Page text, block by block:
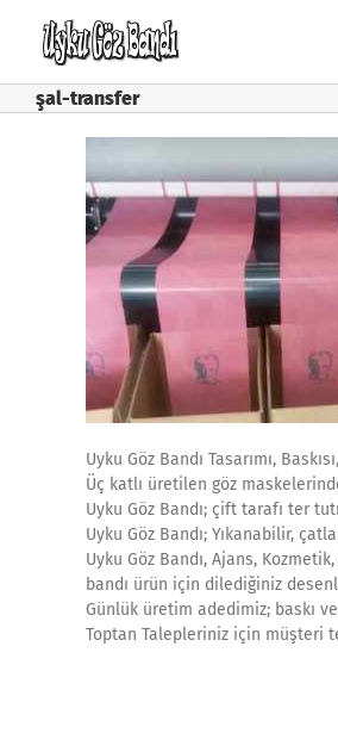
content
şal-transfer
Uyku Göz Bandı Tasarımı,
Üç katlı üretilen göz
Uyku Göz Bandı; çift tarafı ter
Uyku Göz Bandı; Yıkanabilir,
Uyku Göz Bandı, Ajans,
bandı ürün için dilediğiniz
Günlük üretim adedimiz; baskı
Toptan Talepleriniz için müşteri